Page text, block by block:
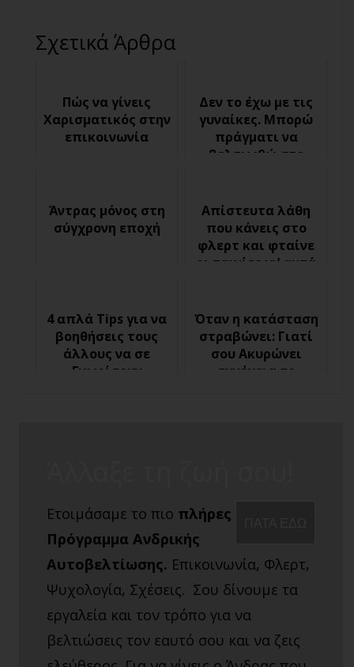
Σχετικά Άρθρα
Πώς να γίνεις
Χαρισματικός στην
επικοινωνία
Δεν το έχω με τις
γυναίκες. Μπορώ
πράγματι να
βελτιωθώ στο
Άντρας μόνος στη
σύγχρονη εποχή
Απίστευτα λάθη
που κάνεις στο
φλερτ και φταίνε
οι ταινίες γι’ αυτά
4 απλά Tips για να
βοηθήσεις τους
άλλους να σε
Γνωρίσουν
Όταν η κατάσταση
στραβώνει: Γιατί
σου Ακυρώνει
συνέχεια το
Ετοιμάσαμε το πιο πλήρες
Πρόγραμμα Ανδρικής
Αυτοβελτίωσης. Επικοινωνία, Φλερτ,
Ψυχολογία, Σχέσεις. Σου δίνουμε τα
εργαλεία και τον τρόπο για να
βελτιώσεις τον εαυτό σου και να ζεις